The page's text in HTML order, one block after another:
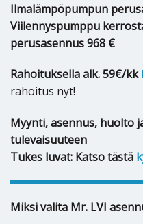
Ilmalämpöpumpun
Viilennyspumppu
perusasennus 968 €
Rahoituksella alk. 59€/kk
rahoitus nyt!
Myynti, asennus, huolto
tulevaisuuteen
Tukes luvat: Katso tästä
Miksi valita Mr. LVI